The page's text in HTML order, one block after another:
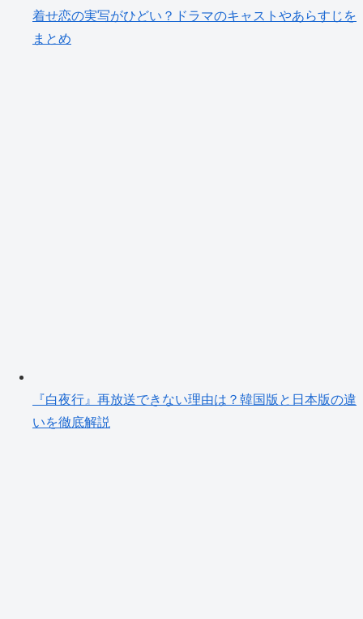
着せ恋の実写がひどい？ドラマのキャストやあらすじを
まとめ
『白夜行』再放送できない理由は？韓国版と日本版の違
いを徹底解説